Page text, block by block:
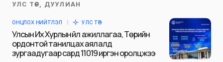
Таны имэйл хаягийг нийтлэхгүй.
Шаардлагатай талбаруудыг *гэж
тэмдэглэсэн
УЛС ТӨР, ДУУЛИАН
ОНЦЛОХ НИЙТЛЭЛ УЛС ТӨР
Улсын Их Хурлын үйл ажиллагаа, Төрийн
ордонтой танилцах аялалд
зургаадугаар сард 11019 иргэн оролцжээ